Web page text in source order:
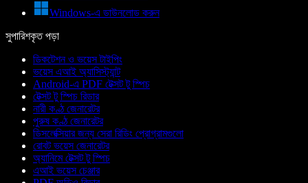
Windows-এ ডাউনলোড করুন
সুপারিশকৃত পড়া
ডিকটেশন ও ভয়েস টাইপিং
ভয়েস এআই অ্যাসিস্ট্যান্ট
Android-এ PDF টেক্সট টু স্পিচ
টেক্সট টু স্পিচ রিডার
নারী কণ্ঠ জেনারেটর
পুরুষ কণ্ঠ জেনারেটর
ডিসলেক্সিয়ার জন্য সেরা রিডিং প্রোগ্রামগুলো
রোবট ভয়েস জেনারেটর
অ্যানিমে টেক্সট টু স্পিচ
এআই ভয়েস চেঞ্জার